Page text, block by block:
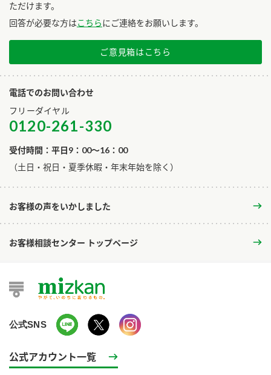
ただけます。
回答が必要な方はこちらにご連絡をお願いします。
ご意見箱はこちら
電話でのお問い合わせ
フリーダイヤル
0120-261-330
受付時間：平日9：00～16：00
​（土日・祝日・夏季休暇・年末年始を除く）
お客様の声をいかしました
お客様相談センター トップページ
公式SNS
公式アカウント一覧